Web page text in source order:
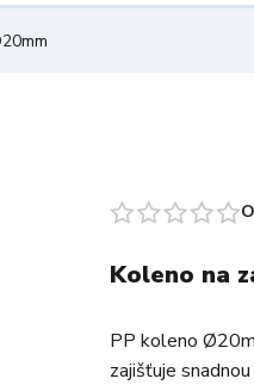
Koleno na
PP koleno
zajišťuje